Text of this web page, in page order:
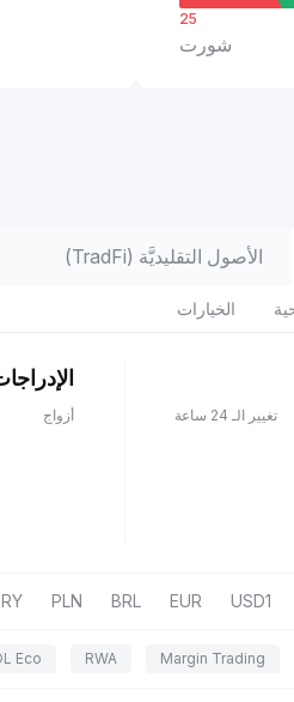
25
شورت
الأصول التقليديَّة (TradFi)
الخيارات
تغيير الـ 24 ساعة أزواج
USD1
EUR
BRL
PLN
Margin Trading
RWA
Eco